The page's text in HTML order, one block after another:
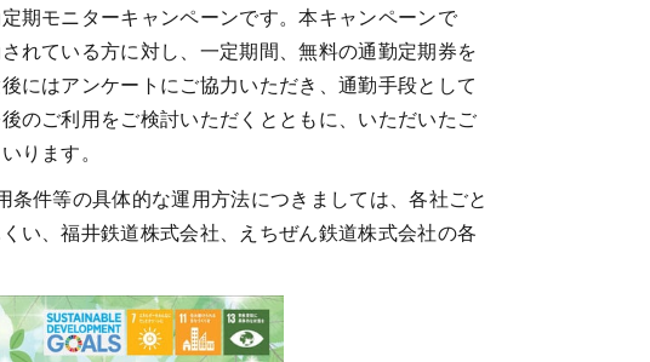
期モニターキャンペーンです。本キャンペーンで
れている方に対し、一定期間、無料の通勤定期券を
にはアンケートにご協力いただき、通勤手段として
のご利用をご検討いただくとともに、いただいたご
ります。
件等の具体的な運用方法につきましては、各社ごと
い、福井鉄道株式会社、えちぜん鉄道株式会社の各